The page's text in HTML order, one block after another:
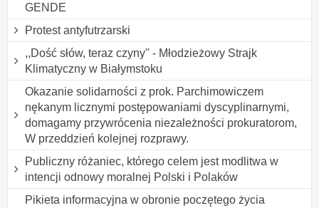
GENDE
Protest antyfutrzarski
,,Dość słów, teraz czyny'' - Młodzieżowy Strajk
Klimatyczny w Białymstoku
Okazanie solidarności z prok. Parchimowiczem
nękanym licznymi postępowaniami dyscyplinarnymi,
domagamy przywrócenia niezależności prokuratorom,
W przeddzień kolejnej rozprawy.
Publiczny różaniec, którego celem jest modlitwa w
intencji odnowy moralnej Polski i Polaków
Pikieta informacyjna w obronie poczętego życia